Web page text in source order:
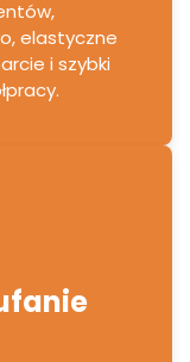
elastyczne
i szybki